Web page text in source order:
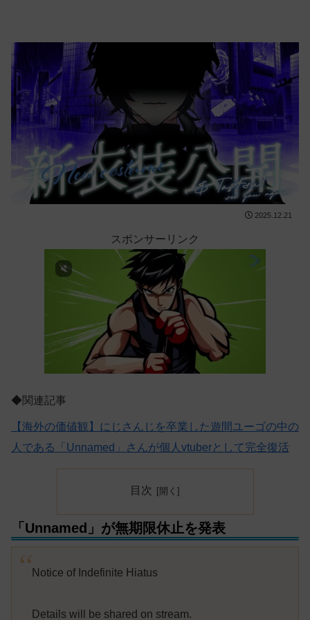
2025.12.21
スポンサーリンク
◆関連記事
【海外の価値観】にじさんじを卒業した遊間ユーゴの中の
人である「Unnamed」さんが個人vtuberとして完全復活
目次
「Unnamed」が無期限休止を発表
Notice of Indefinite Hiatus
Details will be shared on stream.